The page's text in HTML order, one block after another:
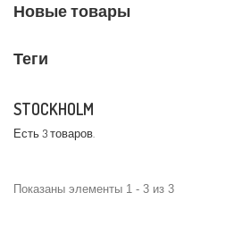
Новые товары
Теги
STOCKHOLM
Есть 3 товаров.
Показаны элементы 1 - 3 из 3